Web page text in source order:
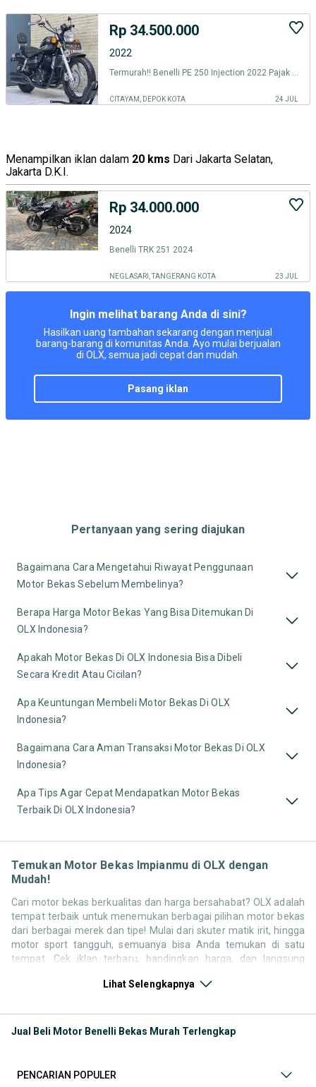
Rp 34.500.000
2022
Termurah‼️ Benelli PE 250 Injection 2022 Pajak Panjang - Zaky Mustika
CITAYAM, DEPOK KOTA 24 JUL
Menampilkan iklan dalam 20 kms Dari Jakarta Selatan,
Jakarta D.K.I.
Rp 34.000.000
2024
Benelli TRK 251 2024
NEGLASARI, TANGERANG KOTA 23 JUL
Ingin melihat barang Anda di sini?
Hasilkan uang tambahan sekarang dengan menjual
barang-barang di komunitas Anda. Ayo mulai berjualan
di OLX, semua jadi cepat dan mudah.
pasang iklan
Pertanyaan yang sering diajukan
Bagaimana Cara Mengetahui Riwayat Penggunaan
Motor Bekas Sebelum Membelinya?
Berapa Harga Motor Bekas Yang Bisa Ditemukan Di
OLX Indonesia?
Apakah Motor Bekas Di OLX Indonesia Bisa Dibeli
Secara Kredit Atau Cicilan?
Apa Keuntungan Membeli Motor Bekas Di OLX
Indonesia?
Bagaimana Cara Aman Transaksi Motor Bekas Di OLX
Indonesia?
Apa Tips Agar Cepat Mendapatkan Motor Bekas
Terbaik Di OLX Indonesia?
Temukan Motor Bekas Impianmu di OLX dengan
Mudah!
Cari motor bekas berkualitas dan harga bersahabat? OLX adalah
tempat terbaik untuk menemukan berbagai pilihan motor bekas
dari berbagai merek dan tipe! Mulai dari skuter matik irit, hingga
motor sport tangguh, semuanya bisa Anda temukan di satu
tempat. Cek iklan terbaru, bandingkan harga, dan langsung
motor bekas, jangan lewatkan juga kategori pendukung lainnya
atau bekas
Mulai dari box motor, windshield, jok custom, spion, hingga
Lihat Selengkapnya
Jual Beli Motor Benelli Bekas Murah Terlengkap
PENCARIAN POPULER